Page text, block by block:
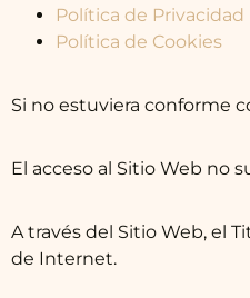
Política de Privacidad
Política de Cookies
Si no estuviera conforme
El acceso al Sitio Web no
A través del Sitio Web, el
de Internet.